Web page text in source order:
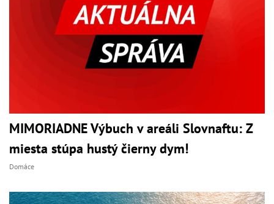
MIMORIADNE Výbuch v areáli Slovnaftu: Z
miesta stúpa hustý čierny dym!
Domáce